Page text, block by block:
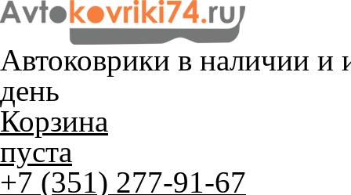
Автоковрики в наличии и
день
Корзина
пуста
+7 (351) 277-91-67